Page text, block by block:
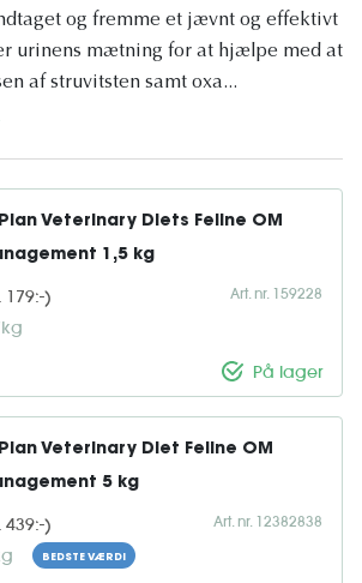
og fremme et jævnt og effektivt
urinens mætning for at hjælpe med at
af struvitsten samt oxa...
Veterinary Diets Feline OM
1,5 kg
)
Art. nr. 159228
På lager
Veterinary Diet Feline OM
5 kg
)
BEDSTE VÆRDI
Art. nr. 12382838